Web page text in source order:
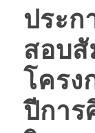
ประ
สอบ
โครง
ปีกา